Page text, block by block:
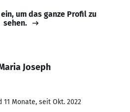
um das ganze Profil zu
sehen.
Joseph
11 Monate, seit Okt. 2022